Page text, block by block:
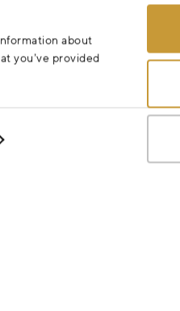
about
you’ve provided